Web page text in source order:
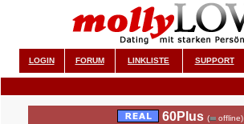
LOGIN FORUM LINKLISTE SUPPORT
60Plus ( offline)